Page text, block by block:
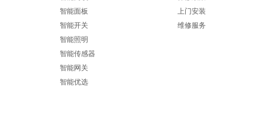
智能面板
智能开关
智能照明
智能传感器
智能网关
智能优选
上门安装
维修服务